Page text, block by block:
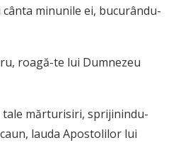
minunile ei, bucurându-
roagă-te lui Dumnezeu
tale mărturisiri, sprijinindu-
lauda Apostolilor lui